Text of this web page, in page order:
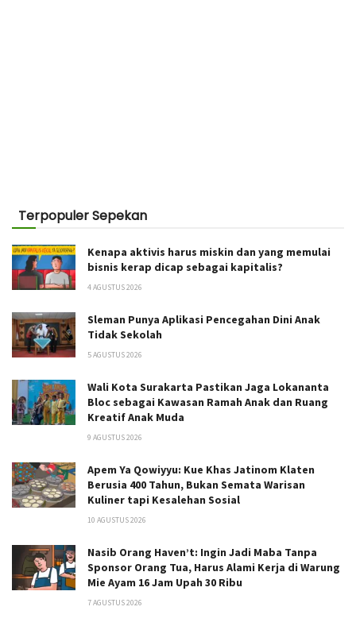
Terpopuler Sepekan
Kenapa aktivis harus miskin dan yang memulai
bisnis kerap dicap sebagai kapitalis?
4 AGUSTUS 2026
Sleman Punya Aplikasi Pencegahan Dini Anak
Tidak Sekolah
5 AGUSTUS 2026
Wali Kota Surakarta Pastikan Jaga Lokananta
Bloc sebagai Kawasan Ramah Anak dan Ruang
Kreatif Anak Muda
9 AGUSTUS 2026
Apem Ya Qowiyyu: Kue Khas Jatinom Klaten
Berusia 400 Tahun, Bukan Semata Warisan
Kuliner tapi Kesalehan Sosial
10 AGUSTUS 2026
Nasib Orang Haven’t: Ingin Jadi Maba Tanpa
Sponsor Orang Tua, Harus Alami Kerja di Warung
Mie Ayam 16 Jam Upah 30 Ribu
7 AGUSTUS 2026